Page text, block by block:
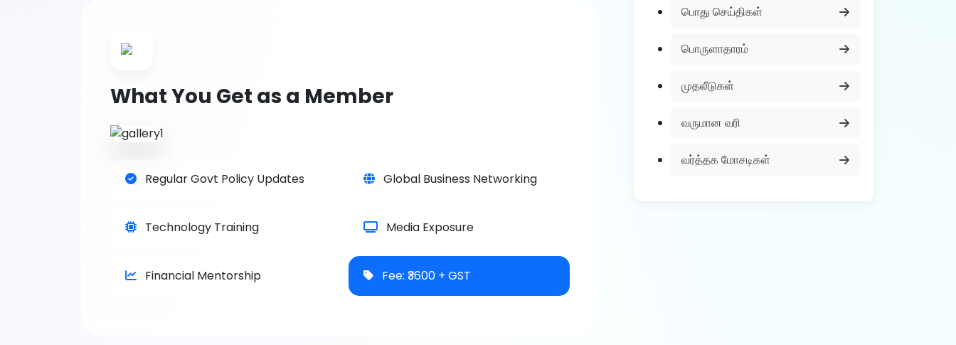
What You Get as a Member
Regular Govt Policy Updates
Technology Training
Financial Mentorship
Global Business Networking
Media Exposure
Fee: ₹3600 + GST
பொது செய்திகள்
பொருளாதாரம்
முதலீடுகள்
வருமான வரி
வர்த்தக மோசடிகள்